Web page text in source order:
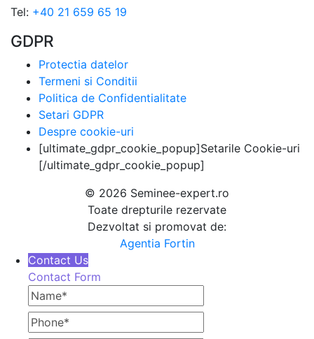
Tel: +40 21 659 65 19
GDPR
Protectia datelor
Termeni si Conditii
Politica de Confidentialitate
Setari GDPR
Despre cookie-uri
[ultimate_gdpr_cookie_popup]Setarile Cookie-uri
[/ultimate_gdpr_cookie_popup]
© 2026 Seminee-expert.ro
Toate drepturile rezervate
Dezvoltat si promovat de:
Agentia Fortin
Contact Us
Contact Form
Name
Phone